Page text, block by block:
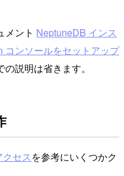
メント NeptuneDB インス
コンソールをセットアップ
説明は省きます。
セスを参考にいくつかク